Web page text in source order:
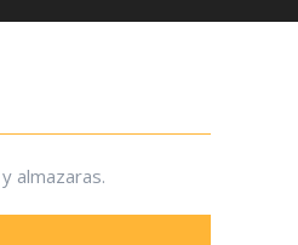
almazaras.